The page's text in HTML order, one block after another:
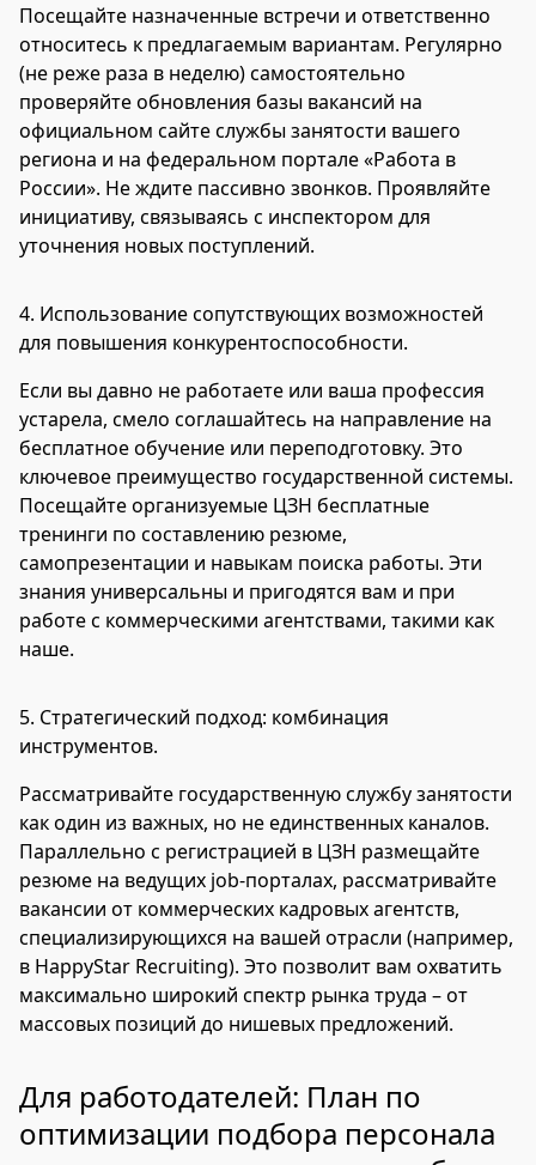
Посещайте назначенные встречи и ответственно
относитесь к предлагаемым вариантам. Регулярно
(не реже раза в неделю) самостоятельно
проверяйте обновления базы вакансий на
официальном сайте службы занятости вашего
региона и на федеральном портале «Работа в
России». Не ждите пассивно звонков. Проявляйте
инициативу, связываясь с инспектором для
уточнения новых поступлений.
4. Использование сопутствующих возможностей
для повышения конкурентоспособности.
Если вы давно не работаете или ваша профессия
устарела, смело соглашайтесь на направление на
бесплатное обучение или переподготовку. Это
ключевое преимущество государственной системы.
Посещайте организуемые ЦЗН бесплатные
тренинги по составлению резюме,
самопрезентации и навыкам поиска работы. Эти
знания универсальны и пригодятся вам и при
работе с коммерческими агентствами, такими как
наше.
5. Стратегический подход: комбинация
инструментов.
Рассматривайте государственную службу занятости
как один из важных, но не единственных каналов.
Параллельно с регистрацией в ЦЗН размещайте
резюме на ведущих job-порталах, рассматривайте
вакансии от коммерческих кадровых агентств,
специализирующихся на вашей отрасли (например,
в HappyStar Recruiting). Это позволит вам охватить
максимально широкий спектр рынка труда – от
массовых позиций до нишевых предложений.
Для работодателей: План по
оптимизации подбора персонала